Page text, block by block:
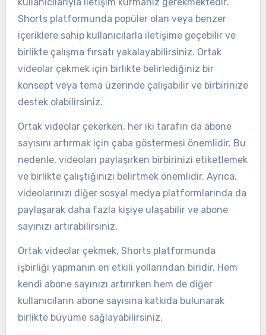
Shorts platformunda popüler olan veya benzer
içeriklere sahip kullanıcılarla iletişime geçebilir ve
birlikte çalışma fırsatı yakalayabilirsiniz. Ortak
videolar çekmek için birlikte belirlediğiniz bir
konsept veya tema üzerinde çalışabilir ve birbirinize
destek olabilirsiniz.
Ortak videolar çekerken, her iki tarafın da abone
sayısını artırmak için çaba göstermesi önemlidir. Bu
nedenle, videoları paylaşırken birbirinizi etiketlemek
ve birlikte çalıştığınızı belirtmek önemlidir. Ayrıca,
videolarınızı diğer sosyal medya platformlarında da
paylaşarak daha fazla kişiye ulaşabilir ve abone
sayınızı artırabilirsiniz.
Ortak videolar çekmek, Shorts platformunda
işbirliği yapmanın en etkili yollarından biridir. Hem
kendi abone sayınızı artırırken hem de diğer
kullanıcıların abone sayısına katkıda bulunarak
birlikte büyüme sağlayabilirsiniz.